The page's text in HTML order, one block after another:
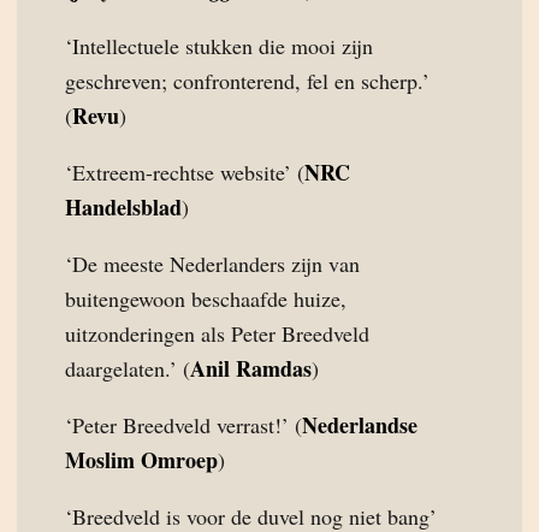
‘Intellectuele stukken die mooi zijn
geschreven; confronterend, fel en scherp.’
(Revu)
‘Extreem-rechtse website’ (NRC
Handelsblad)
‘De meeste Nederlanders zijn van
buitengewoon beschaafde huize,
uitzonderingen als Peter Breedveld
daargelaten.’ (Anil Ramdas)
‘Peter Breedveld verrast!’ (Nederlandse
Moslim Omroep)
‘Breedveld is voor de duvel nog niet bang’